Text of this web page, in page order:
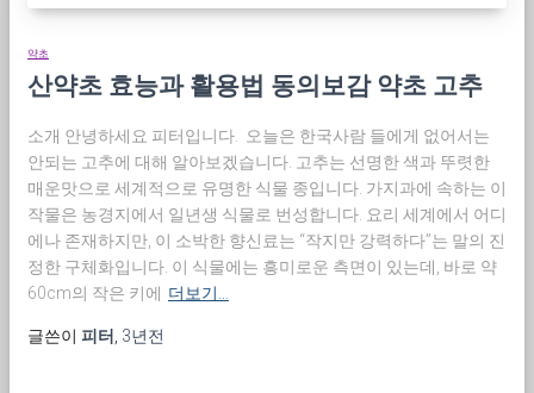
약초
산약초 효능과 활용법 동의보감 약초 고추
소개 안녕하세요 피터입니다. 오늘은 한국사람 들에게 없어서는
안되는 고추에 대해 알아보겠습니다. 고추는 선명한 색과 뚜렷한
매운맛으로 세계적으로 유명한 식물 종입니다. 가지과에 속하는 이
작물은 농경지에서 일년생 식물로 번성합니다. 요리 세계에서 어디
에나 존재하지만, 이 소박한 향신료는 “작지만 강력하다”는 말의 진
정한 구체화입니다. 이 식물에는 흥미로운 측면이 있는데, 바로 약
60cm의 작은 키에 더보기…
글쓴이 피터 , 3년전